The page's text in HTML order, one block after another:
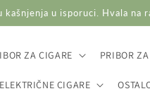
u isporuci. Hvala na
ZA CIGARE PRIBOR
ELEKTRIČNE CIGARE